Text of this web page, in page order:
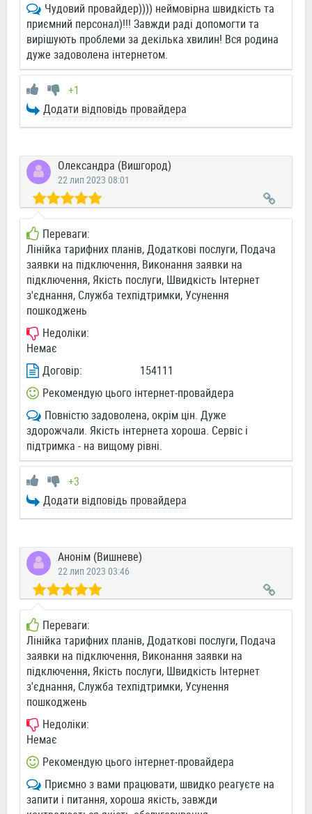
Чудовий провайдер)))) неймовірна швидкість та
приємний персонал)!!! Завжди раді допомогти та
вирішують проблеми за декілька хвилин! Вся родина
дуже задоволена інтернетом.
+1
Додати відповідь провайдера
Олександра (Вишгород)
22 лип 2023 08:01
Переваги:
Лінійка тарифних планів, Додаткові послуги, Подача
заявки на підключення, Виконання заявки на
підключення, Якість послуги, Швидкість Інтернет
з'єднання, Служба техпідтримки, Усунення
пошкоджень
Недоліки:
Немає
Договір:
154111
Рекомендую цього інтернет-провайдера
Повністю задоволена, окрім цін. Дуже
здорожчали. Якість інтернета хороша. Сервіс і
підтримка - на вищому рівні.
+3
Додати відповідь провайдера
Анонім (Вишневе)
22 лип 2023 03:46
Переваги:
Лінійка тарифних планів, Додаткові послуги, Подача
заявки на підключення, Виконання заявки на
підключення, Якість послуги, Швидкість Інтернет
з'єднання, Служба техпідтримки, Усунення
пошкоджень
Недоліки:
Немає
Рекомендую цього інтернет-провайдера
Приємно з вами працювати, швидко реагуєте на
запити і питання, хороша якість, завжди